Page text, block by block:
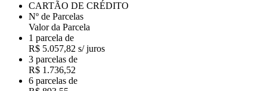
CARTÃO DE CRÉDITO
Nº de Parcelas
Valor da Parcela
1 parcela de
R$ 5.057,82 s/ juros
3 parcelas de
R$ 1.736,52
6 parcelas de